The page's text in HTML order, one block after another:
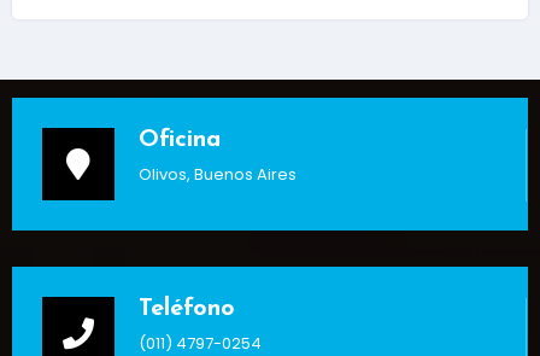
Oficina
Olivos, Buenos Aires
Teléfono
(011) 4797-0254